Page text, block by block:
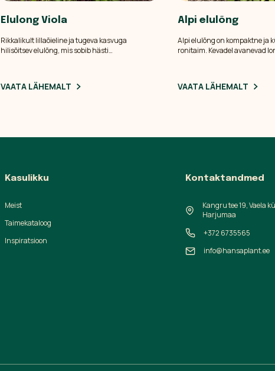
Elulong Viola
Rikkalikult lillaõieline ja tugeva kasvuga
hilisõitsev elulõng, mis sobib hästi
VAATA LÄHEMALT
Alpi elulõng
Alpi elulõng on kompaktne ja
ronitaim. Kevadel avanevad
võrele ning kasvab hästi ka
Eelistab jahedat juureala ning
VAATA LÄHEMALT
Kasulikku
Meist
Taimekataloog
Inspiratsioon
Kontaktandmed
Kangru tee 19, Vaela
Harjumaa
+372 6735565
info@hansaplant.ee